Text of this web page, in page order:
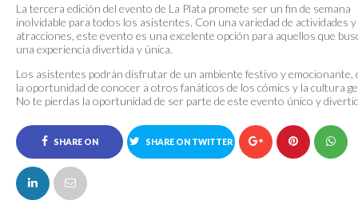
La tercera edición del evento de La Plata promete ser un fin de semana
inolvidable para todos los asistentes. Con una variedad de actividades y
atracciones, este evento es una excelente opción para aquellos que
una experiencia divertida y única.
Los asistentes podrán disfrutar de un ambiente festivo y emocionante,
la oportunidad de conocer a otros fanáticos de los cómics y la cultura
No te pierdas la oportunidad de ser parte de este evento único y
SHARE ON
FACEBOOK
SHARE ON TWITTER